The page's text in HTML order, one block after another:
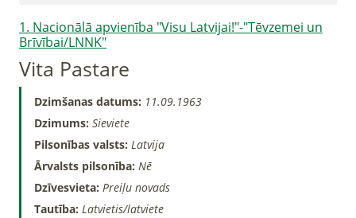
1. Nacionālā apvienība "Visu Latvijai!"-"Tēvzemei un
Brīvībai/LNNK"
Vita Pastare
Dzimšanas datums: 11.09.1963
Dzimums: Sieviete
Pilsonības valsts: Latvija
Ārvalsts pilsonība: Nē
Dzīvesvieta: Preiļu novads
Tautība: Latvietis/latviete